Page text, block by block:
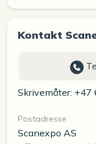
Kontakt
Skrivemåter:
Postadresse
Scanexpo AS